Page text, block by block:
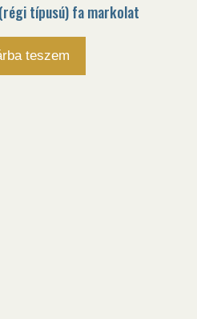
típusú) fa markolat
teszem